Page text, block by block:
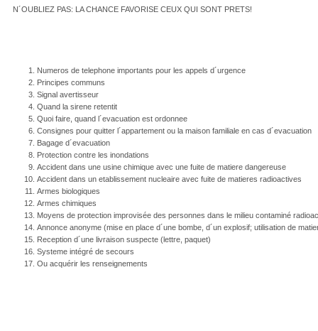
N´OUBLIEZ PAS: LA CHANCE FAVORISE CEUX QUI SONT PRETS!
Numeros de telephone importants pour les appels d´urgence
Principes communs
Signal avertisseur
Quand la sirene retentit
Quoi faire, quand l´evacuation est ordonnee
Consignes pour quitter l´appartement ou la maison familiale en cas d´evacuation
Bagage d´evacuation
Protection contre les inondations
Accident dans une usine chimique avec une fuite de matiere dangereuse
Accident dans un etablissement nucleaire avec fuite de matieres radioactives
Armes biologiques
Armes chimiques
Moyens de protection improvisée des personnes dans le milieu contaminé
Annonce anonyme (mise en place d´une bombe, d´un explosif; utilisation de
Reception d´une livraison suspecte (lettre, paquet)
Systeme intégré de secours
Ou acquérir les renseignements